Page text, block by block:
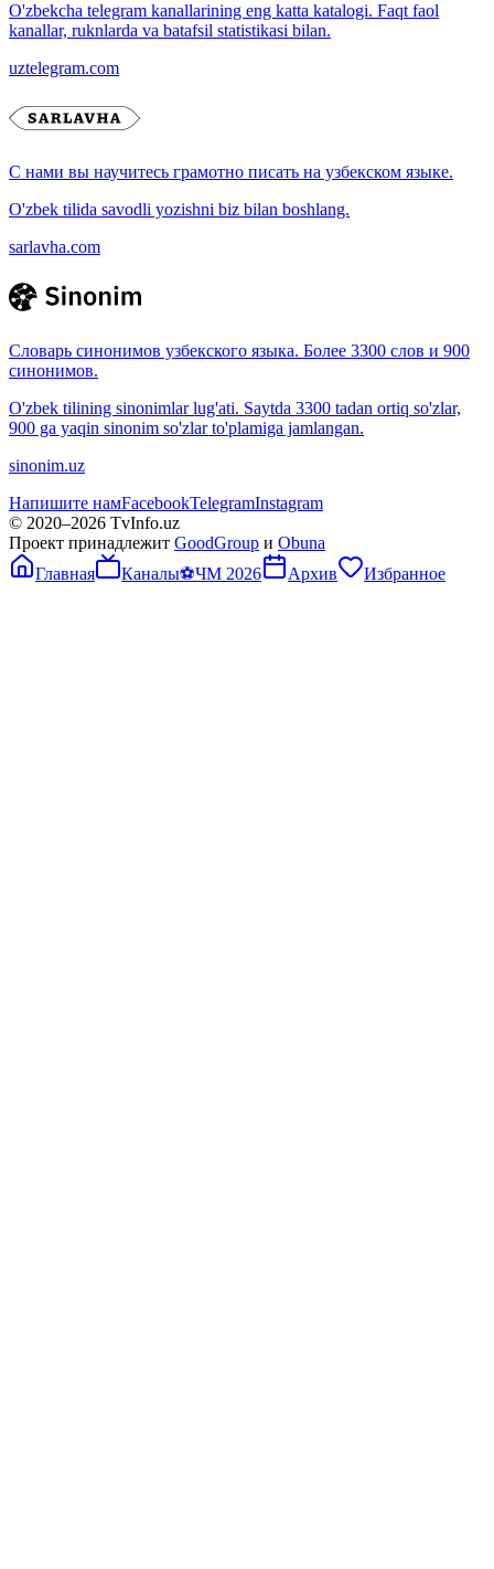
O'zbekcha telegram kanallarining eng katta katalogi. Faqt faol
kanallar, ruknlarda va batafsil statistikasi bilan.
uztelegram.com
С нами вы научитесь грамотно писать на узбекском языке.
O'zbek tilida savodli yozishni biz bilan boshlang.
sarlavha.com
Словарь синонимов узбекского языка. Более 3300 слов и 900
синонимов.
O'zbek tilining sinonimlar lug'ati. Saytda 3300 tadan ortiq so'zlar,
900 ga yaqin sinonim so'zlar to'plamiga jamlangan.
sinonim.uz
Напишите намFacebookTelegramInstagram
© 2020–2026 TvInfo.uz
Проект принадлежит GoodGroup и Obuna
Главная
Каналы⚽ЧМ 2026 Архив Избранное